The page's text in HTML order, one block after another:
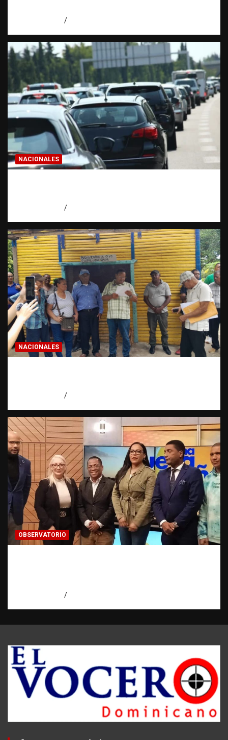
NACIONALES
NACIONALES
OBSERVATORIO